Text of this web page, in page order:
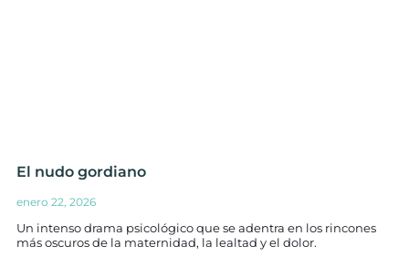
El nudo gordiano
enero 22, 2026
Un intenso drama psicológico que se adentra en los rincones
más oscuros de la maternidad, la lealtad y el dolor.